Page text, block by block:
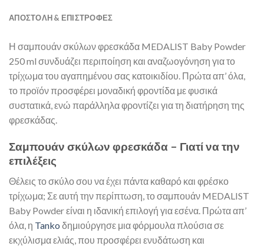
ΑΠΟΣΤΟΛΉ & ΕΠΙΣΤΡΟΦΈΣ
Η σαμπουάν σκύλων φρεσκάδα MEDALIST Baby Powder
250 ml συνδυάζει περιποίηση και αναζωογόνηση για το
τρίχωμα του αγαπημένου σας κατοικιδίου. Πρώτα απ’ όλα,
το προϊόν προσφέρει μοναδική φροντίδα με φυσικά
συστατικά, ενώ παράλληλα φροντίζει για τη διατήρηση της
φρεσκάδας.
Σαμπουάν σκύλων φρεσκάδα – Γιατί να την
επιλέξεις
Θέλεις το σκύλο σου να έχει πάντα καθαρό και φρέσκο
τρίχωμα; Σε αυτή την περίπτωση, το σαμπουάν MEDALIST
Baby Powder είναι η ιδανική επιλογή για εσένα. Πρώτα απ’
όλα, η Tanko δημιούργησε μια φόρμουλα πλούσια σε
εκχύλισμα ελιάς, που προσφέρει ενυδάτωση και